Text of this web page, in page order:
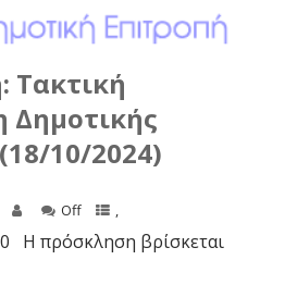
Τακτική
Δημοτικής
10/2024)
Off ,
Η πρόσκληση βρίσκεται